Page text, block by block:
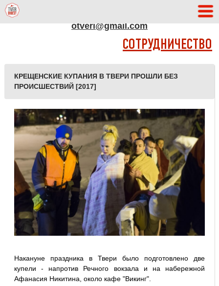
otveri@gmail.com
СОТРУДНИЧЕСТВО
КРЕЩЕНСКИЕ КУПАНИЯ В ТВЕРИ ПРОШЛИ БЕЗ
ПРОИСШЕСТВИЙ [2017]
Накануне праздника в Твери было подготовлено две
купели - напротив Речного вокзала и на набережной
Афанасия Никитина, около кафе "Викинг".